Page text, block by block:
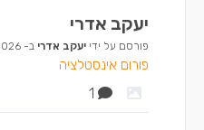
יעקב אדרי
פורסם על ידי יעקב אדרי ב-
פורום אינסטלציה
1